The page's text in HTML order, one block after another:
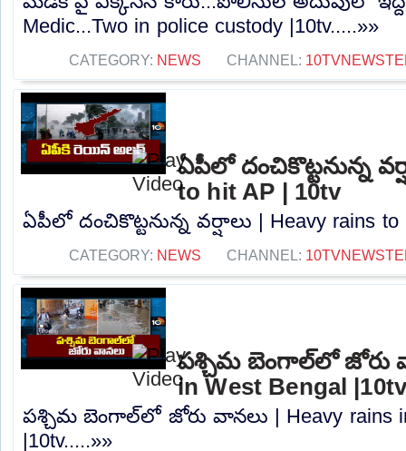
Medic...Two in police custody |10tv.....»»
CATEGORY: NEWS CHANNEL:
ఏపీలో దంచికొట్టనున్న
to hit AP | 10tv
ఏపీలో దంచికొట్టనున్న వర్షాలు | Heavy rains to
CATEGORY: NEWS CHANNEL:
పశ్చిమ బెంగాల్‌లో జోరు
in West Bengal
పశ్చిమ బెంగాల్‌లో జోరు వానలు | Heavy rains
|10tv.....»»